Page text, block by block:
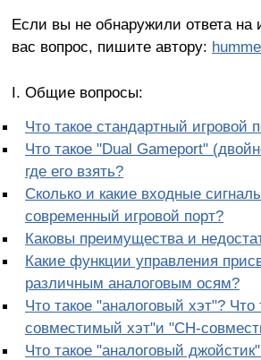
Если вы не обнаружили ответа на
вас вопрос, пишите автору:
I. Общие вопросы:
Что такое стандартный игровой
Что такое "Dual Gameport"
где его взять?
Сколько и какие входные
современный игровой порт?
Каковы преимущества и
Какие функции управления
различным аналоговым осям?
Что такое "аналоговый хэт"?
совместимый хэт"и "СН-
Что такое "аналоговый